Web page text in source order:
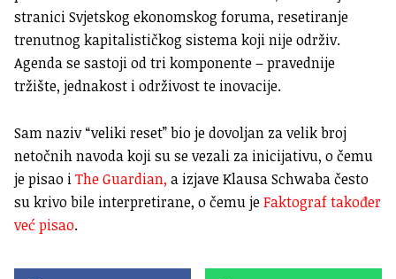
stranici Svjetskog ekonomskog foruma, resetiranje
trenutnog kapitalističkog sistema koji nije održiv.
Agenda se sastoji od tri komponente – pravednije
tržište, jednakost i održivost te inovacije.
Sam naziv “veliki reset” bio je dovoljan za velik broj
netočnih navoda koji su se vezali za inicijativu, o čemu
je pisao iThe Guardian, a izjave Klausa Schwaba često
su krivo bile interpretirane, o čemu jeFaktograf također
već pisao.